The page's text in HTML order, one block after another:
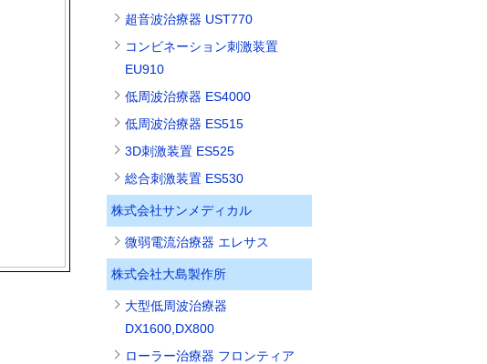
超音波治療器 UST770
コンビネーション刺激装置
EU910
低周波治療器 ES4000
低周波治療器 ES515
3D刺激装置 ES525
総合刺激装置 ES530
株式会社サンメディカル
微弱電流治療器 エレサス
株式会社大島製作所
大型低周波治療器
DX1600,DX800
ローラー治療器 フロンティア